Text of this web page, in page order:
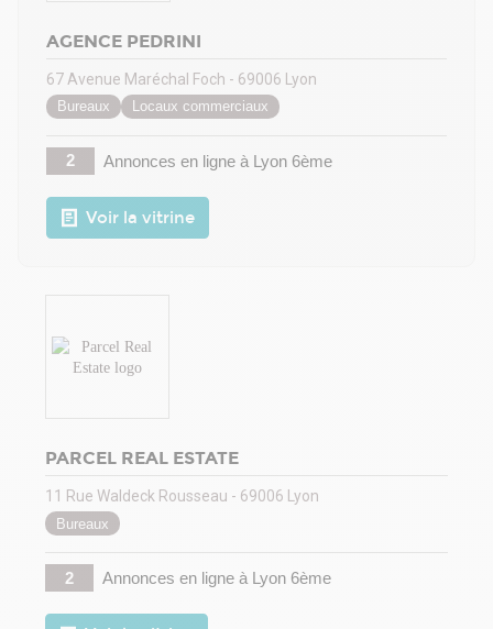
AGENCE PEDRINI
67 Avenue Maréchal Foch - 69006 Lyon
Bureaux Locaux commerciaux
2 Annonces en ligneà Lyon 6ème
Voir la vitrine
PARCEL REAL ESTATE
11 Rue Waldeck Rousseau - 69006 Lyon
Bureaux
2 Annonces en ligneà Lyon 6ème